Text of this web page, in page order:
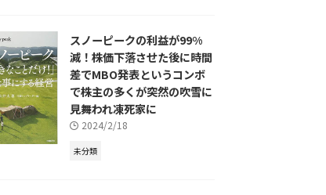
スノーピークの利益が99%
減！株価下落させた後に時間
差でMBO発表というコンボ
で株主の多くが突然の吹雪に
見舞われ凍死家に
2024/2/18
未分類